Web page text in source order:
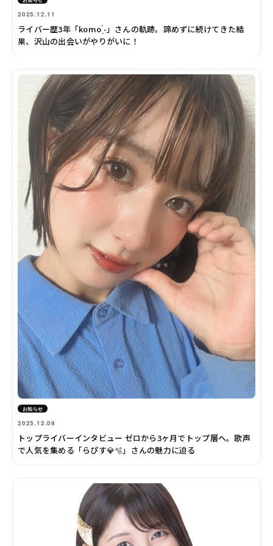
2025.12.11
ライバー歴3年「komo ̖́-」さんの軌跡。諦めずに続けてきた結
果、沢山の出会いがやりがいに！
お知らせ
2025.12.09
トップライバーインタビュー ゼロから3ヶ月でトップ層へ。歌声
で人気を集める「らぴす💎🫧」さんの魅力に迫る